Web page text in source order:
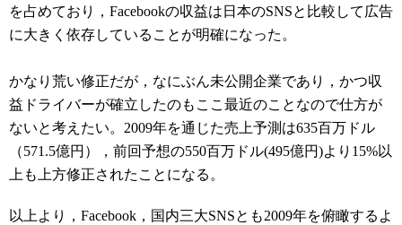
を占めており，Facebookの収益は日本のSNSと比較して広告
に大きく依存していることが明確になった。
かなり荒い修正だが，なにぶん未公開企業であり，かつ収
益ドライバーが確立したのもここ最近のことなので仕方が
ないと考えたい。2009年を通じた売上予測は635百万ドル
（571.5億円），前回予想の550百万ドル(495億円)より15%以
上も上方修正されたことになる。
以上より，Facebook，国内三大SNSとも2009年を俯瞰するよ